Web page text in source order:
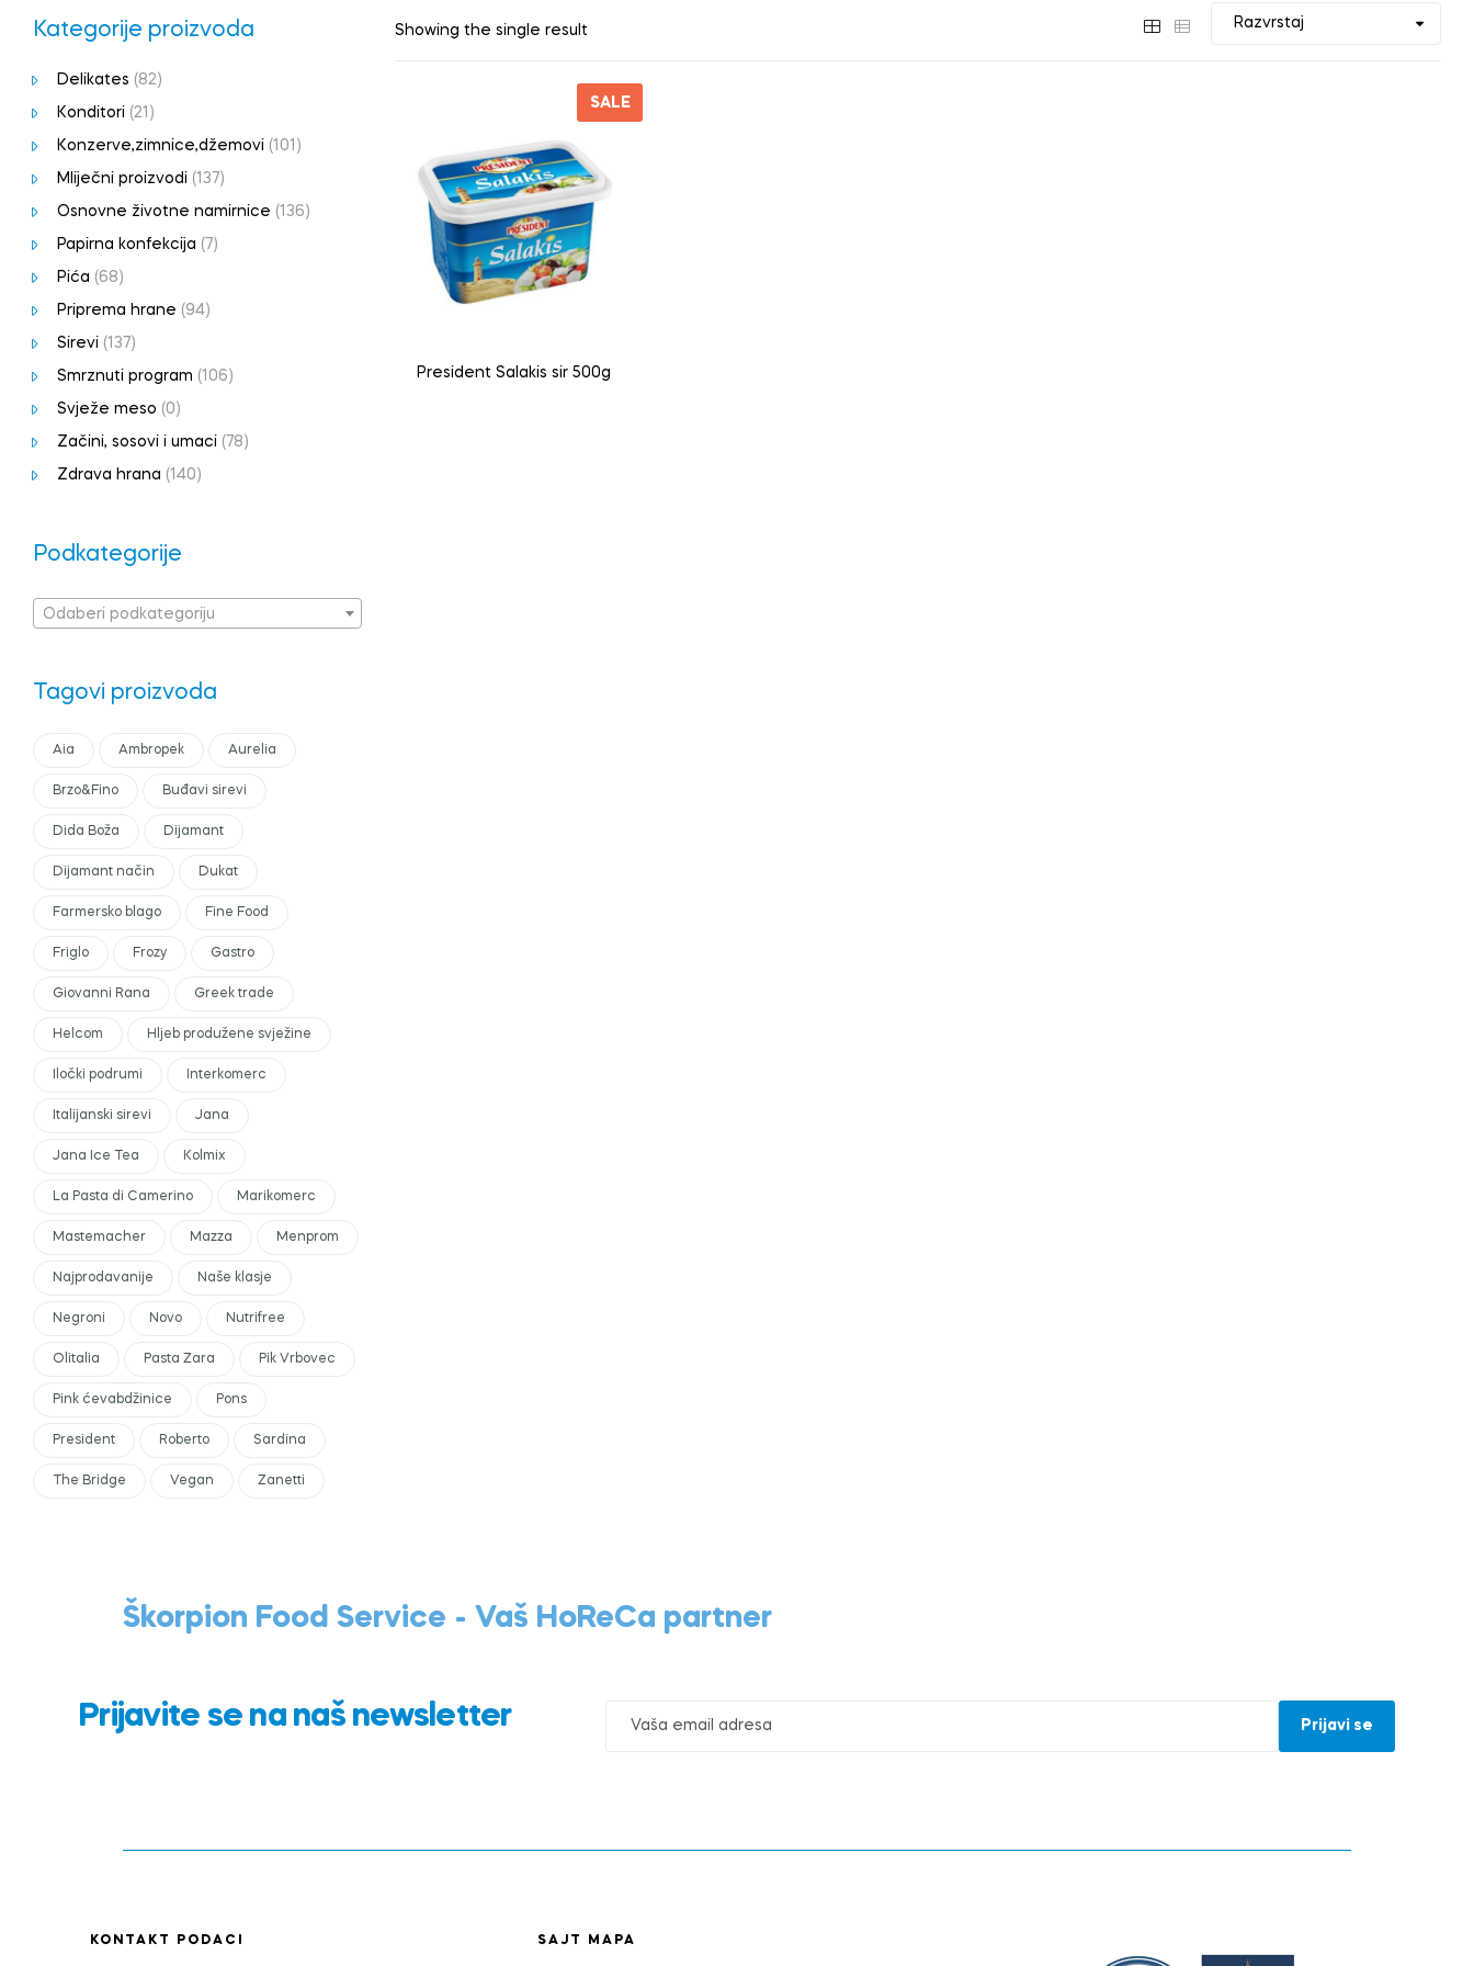
Showing the single result
SALE
President Salakis sir 500g
Kategorije proizvoda
Delikates (82)
Konditori (21)
Konzerve,zimnice,džemovi (101)
Mliječni proizvodi (137)
Osnovne životne namirnice (136)
Papirna konfekcija (7)
Pića (68)
Priprema hrane (94)
Sirevi (137)
Smrznuti program (106)
Svježe meso (0)
Začini, sosovi i umaci (78)
Zdrava hrana (140)
Podkategorije
Odaberi podkategoriju
Tagovi proizvoda
Aia Ambropek Aurelia
Brzo&Fino Buđavi sirevi
Dida Boža Dijamant
Dijamant način Dukat
Farmersko blago Fine Food
Friglo Frozy Gastro
Giovanni Rana Greek trade
Helcom Hljeb produžene svježine
Iločki podrumi Interkomerc
Italijanski sirevi Jana
Jana Ice Tea Kolmix
La Pasta di Camerino Marikomerc
Mastemacher Mazza Menprom
Najprodavanije Naše klasje
Negroni Novo Nutrifree
Olitalia Pasta Zara Pik Vrbovec
Pink ćevabdžinice Pons
President Roberto Sardina
The Bridge Vegan Zanetti
Škorpion Food Service - Vaš HoReCa partner
Prijavite se na naš newsletter
KONTAKT PODACI SAJT MAPA